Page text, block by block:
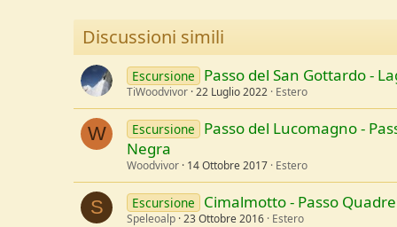
Discussioni simili
Escursione Passo del San Gottardo -
TiWoodvivor 22 Luglio 2022 Estero
W Escursione
Passo del Lucomagno -
Negra
Woodvivor 14 Ottobre 2017 Estero
S Escursione Cimalmotto - Passo
Speleoalp 23 Ottobre 2016 Estero